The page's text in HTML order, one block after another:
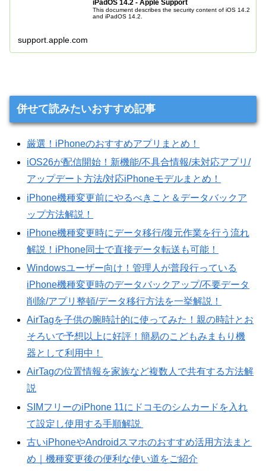
iPadOS 14.2 - Apple Support
This document describes the security content of iOS 14.2
and iPadOS 14.2.
support.apple.com
併せて読みたいおすすめ記事
厳選！iPhoneのおすすめアプリまとめ！
iOS26が配信開始！新機能/不具合情報/未対応アプリ/
アップデート方法/対応iPhoneモデルまとめ！
iPhone機種変更前にやるべきこと＆データバックア
ップ方法解説！
iPhone機種変更時にデータ移行/復元作業を行う流れ
解説！iPhone同士で直接データ転送も可能！
Windowsユーザー向け！管理人が普段行っている
iPhone機種変更時のデータバックアップ/不要データ
削除/アプリ整頓/データ移行方法を一挙解説！
AirTagを子供の腕時計的に使ってみた！親の時計とお
そろいで予想以上に好評！簡易のこどもみまもり機
器として利用中！
AirTagの位置情報を家族など複数人で共有する方法解
説
SIMフリーのiPhone 11にドコモのシムカードを入れ
て設定し使用する手順解説
古いiPhoneやAndroidスマホのおすすめ活用方法まと
め｜機種変更後の便利な使い道をご紹介